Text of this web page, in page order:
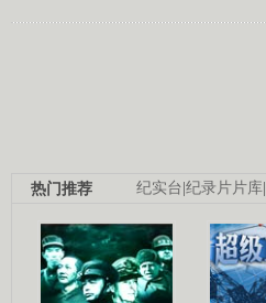
纪实台|纪录片片库|
热门推荐